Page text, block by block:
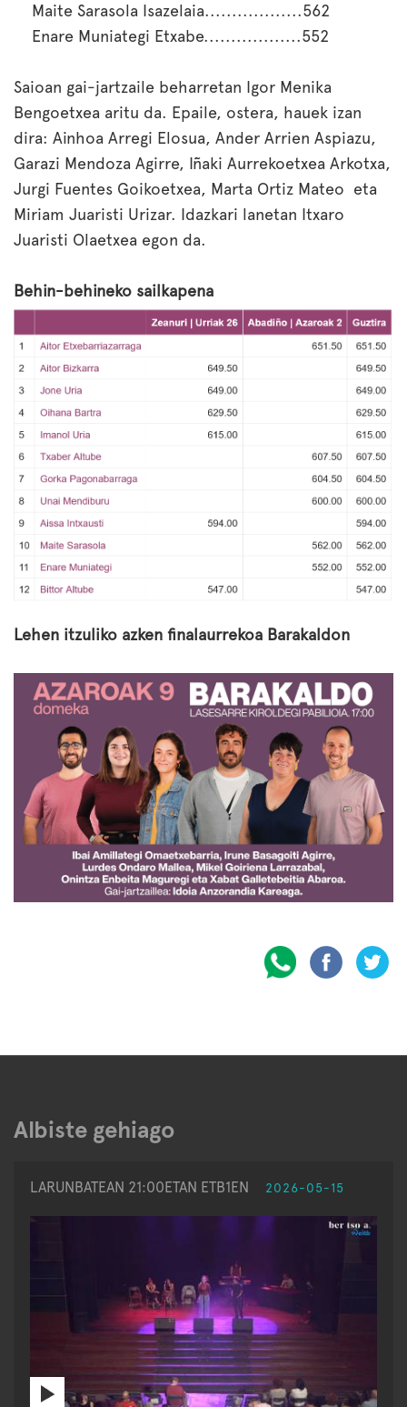
Maite Sarasola Isazelaia..................562
Enare Muniategi Etxabe..................552
Saioan gai-jartzaile beharretan Igor Menika
Bengoetxea aritu da. Epaile, ostera, hauek izan
dira: Ainhoa Arregi Elosua, Ander Arrien Aspiazu,
Garazi Mendoza Agirre, Iñaki Aurrekoetxea Arkotxa,
Jurgi Fuentes Goikoetxea, Marta Ortiz Mateo eta
Miriam Juaristi Urizar. Idazkari lanetan Itxaro
Juaristi Olaetxea egon da.
Behin-behineko sailkapena
Lehen itzuliko azken finalaurrekoa Barakaldon
Albiste gehiago
LARUNBATEAN 21:00ETAN ETB1EN 2026-05-15